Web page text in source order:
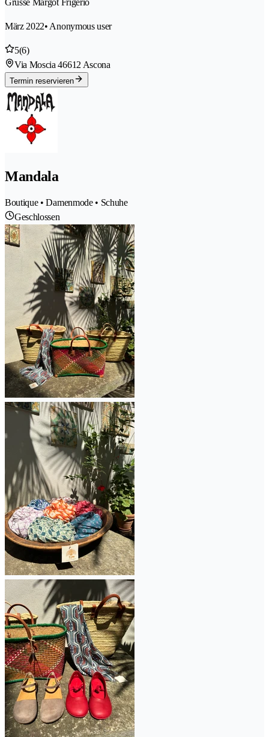
Grüsse Margot Frigerio
März 2022• Anonymous user
5(6)
Via Moscia 46612 Ascona
Termin reservieren
Mandala
Boutique • Damenmode • Schuhe
Geschlossen